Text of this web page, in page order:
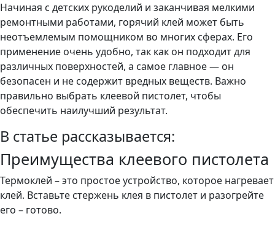
Начиная с детских рукоделий и заканчивая мелкими
ремонтными работами, горячий клей может быть
неотъемлемым помощником во многих сферах. Его
применение очень удобно, так как он подходит для
различных поверхностей, а самое главное — он
безопасен и не содержит вредных веществ. Важно
правильно выбрать клеевой пистолет, чтобы
обеспечить наилучший результат.
В статье рассказывается:
Преимущества клеевого пистолета
Термоклей – это простое устройство, которое нагревает
клей. Вставьте стержень клея в пистолет и разогрейте
его – готово.